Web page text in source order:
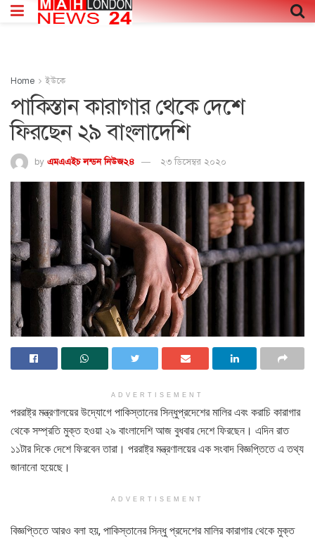
Home ইউকে
পাকিস্তান কারাগার থেকে দেশে
ফিরছেন ২৯ বাংলাদেশি
by এমএএইচ লন্ডন নিউজ২৪ ২৩ ডিসেম্বর ২০২০
ADVERTISEMENT
পররাষ্ট্র মন্ত্রণালয়ের উদ্যোগে পাকিস্তানের সিন্ধুপ্রদেশের মালির এবং করাচি কারাগার
থেকে সম্প্রতি মুক্ত হওয়া ২৯ বাংলাদেশি আজ বুধবার দেশে ফিরছেন। এদিন রাত
১১টার দিকে দেশে ফিরবেন তারা। পররাষ্ট্র মন্ত্রণালয়ের এক সংবাদ বিজ্ঞপ্তিতে এ তথ্য
জানানো হয়েছে।
ADVERTISEMENT
বিজ্ঞপ্তিতে আরও বলা হয়, পাকিস্তানের সিন্ধু প্রদেশের মালির কারাগার থেকে মুক্ত